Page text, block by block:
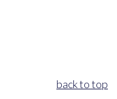
back to top